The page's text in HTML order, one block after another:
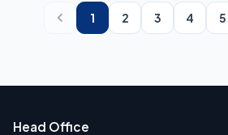
1 2 3 4 5
Head Office